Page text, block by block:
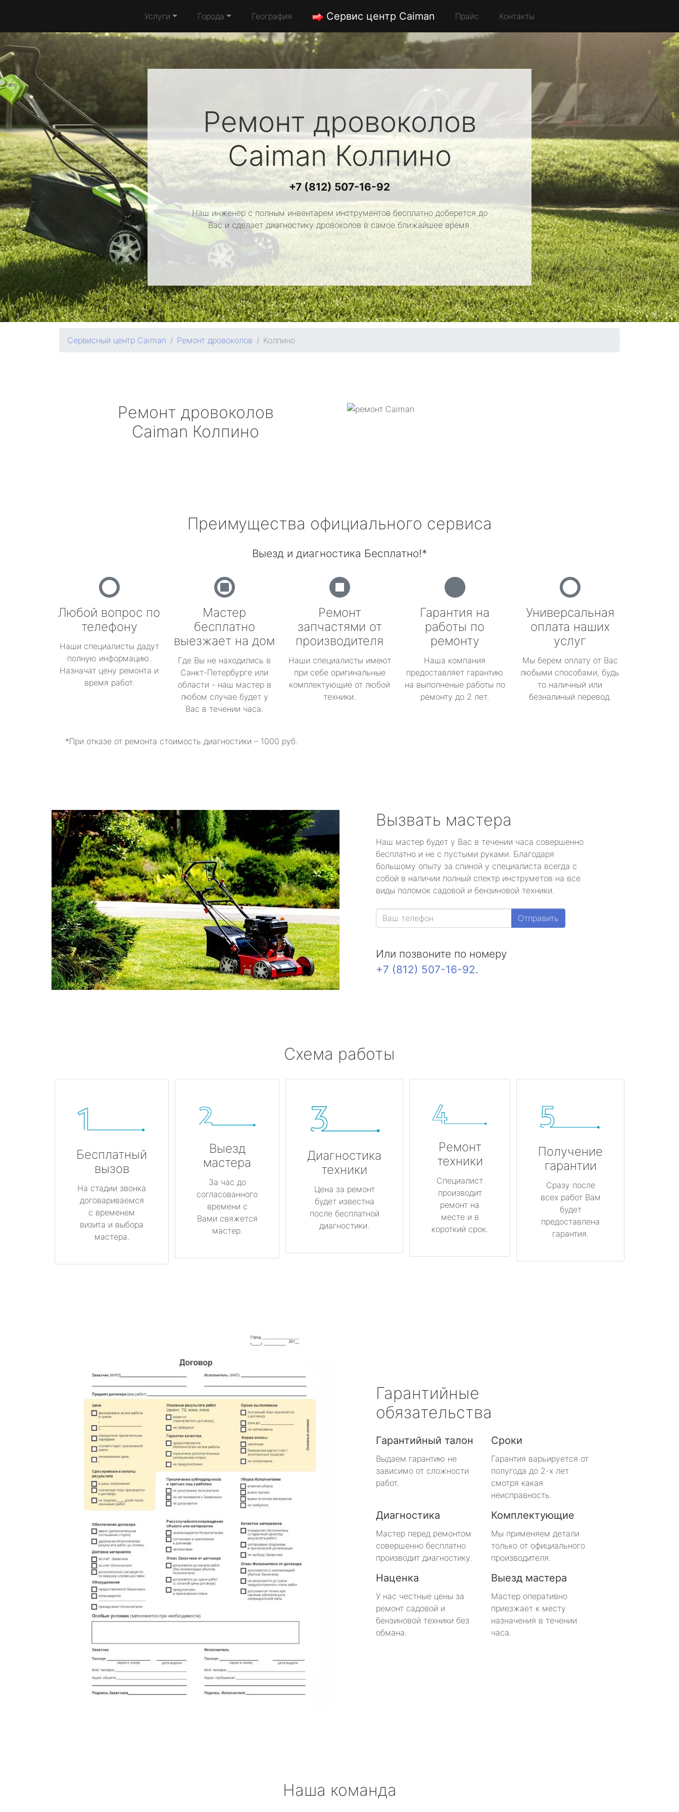
Услуги Города География Сервис центр Caiman Прайс Контакты
Ремонт дровоколов
CaimanКолпино
+7 (812) 507-16-92
Наш инженер с полным инвентарем инструментов бесплатно доберется до
Вас и сделает диагностику дровоколов в самое ближайшее время.
Сервисный центр Caiman Ремонт дровоколов Колпино
Ремонт дровоколов
Caiman Колпино
Преимущества официального сервиса
Выезд и диагностика Бесплатно!*
Любой вопрос по
телефону
Наши специалисты дадут
полную информацию.
Назначат цену ремонта и
время работ.
Мастер
бесплатно
выезжает на дом
Где Вы не находились в
Санкт-Петербурге или
области - наш мастер в
любом случае будет у
Вас в течении часа.
Ремонт
запчастями от
производителя
Наши специалисты имеют
при себе оригинальные
комплектующие от любой
техники.
Гарантия на
работы по
ремонту
Наша компания
предоставляет гарантию
на выполненые работы по
ремонту до 2 лет.
Универсальная
оплата наших
услуг
Мы берем оплату от Вас
любыми способами, будь
то наличный или
безналиный перевод.
*При отказе от ремонта стоимость диагностики – 1000 руб.
Вызвать мастера
Наш мастер будет у Вас в течении часа совершенно
бесплатно и не с пустыми руками. Благодаря
большому опыту за спиной у специалиста всегда с
собой в наличии полный спектр инструметов на все
виды поломок садовой и бензиновой техники.
Отправить
Или позвоните по номеру
+7 (812) 507-16-92.
Схема работы
Бесплатный
вызов
На стадии звонка
договариваемся
с временем
визита и выбора
мастера.
Выезд
мастера
За час до
согласованного
времени с
Вами свяжется
мастер.
Диагностика
техники
Цена за ремонт
будет известна
после бесплатной
диагностики.
Ремонт
техники
Специалист
производит
ремонт на
месте и в
короткий срок.
Получение
гарантии
Сразу после
всех работ Вам
будет
предоставлена
гарантия.
Гарантийные
обязательства
Гарантийный талон
Выдаем гарантию не
зависимо от сложности
работ.
Сроки
Гарантия варьируется от
полугода до 2-х лет
смотря какая
неисправность.
Диагностика
Мастер перед ремонтом
совершенно бесплатно
производит диагностику.
Комплектующие
Мы применяем детали
только от официального
производителя.
Наценка
У нас честные цены за
ремонт садовой и
бензиновой техники без
обмана.
Выезд мастера
Мастер оперативно
приезжает к месту
назначения в течении
часа.
Наша команда